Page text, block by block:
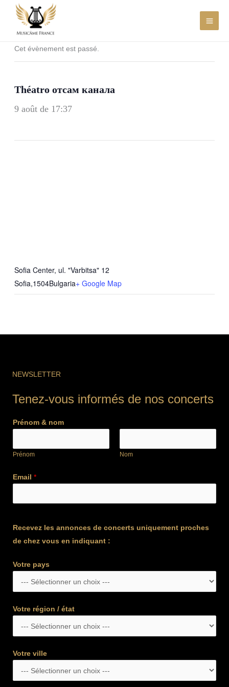
contenu
Cet évènement est passé.
Théatro отсам канала
9 août de 17:37
Sofia Center, ul. "Varbitsa" 12
Sofia,1504Bulgaria+ Google Map
NEWSLETTER
Tenez-vous informés de nos concerts
Prénom & nom
Prénom Nom
Email *
Recevez les annonces de concerts uniquement proches
de chez vous en indiquant :
Votre pays
Votre région / état
Votre ville